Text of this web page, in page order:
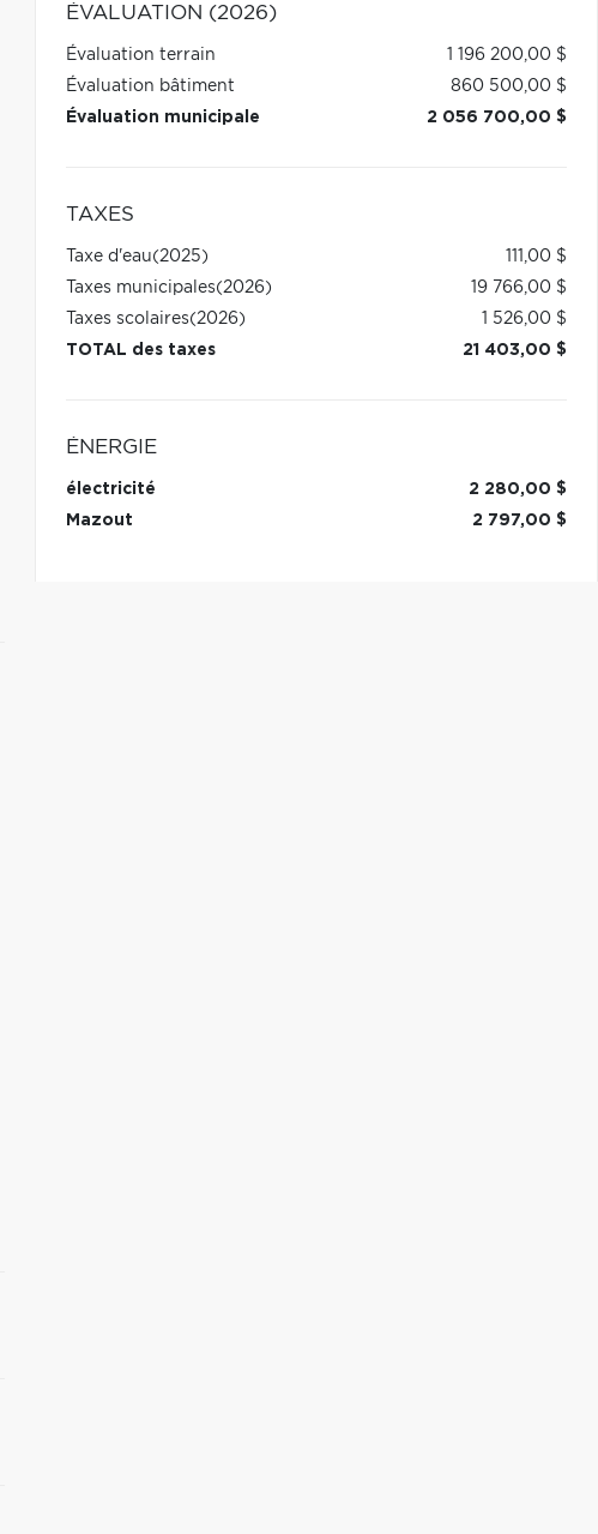
ÉVALUATION (2026)
Évaluation terrain
1 196 200,00 $
Évaluation bâtiment
860 500,00 $
Évaluation municipale
2 056 700,00 $
TAXES
Taxe d'eau(2025)
111,00 $
Taxes municipales(2026)
19 766,00 $
Taxes scolaires(2026)
1 526,00 $
TOTAL des taxes
21 403,00 $
ÉNERGIE
électricité
2 280,00 $
Mazout
2 797,00 $